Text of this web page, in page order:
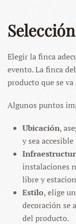
Elegir la finca
evento. La finca
producto que se
Algunos puntos
Ubicación,
y sea
instalaciones
libre y
Estilo, elige
decoración se
del producto.